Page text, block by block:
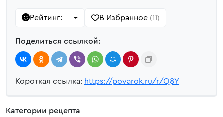
Рейтинг: — В Избранное (11)
Поделиться ссылкой:
Короткая ссылка: https://povarok.ru/r/Q8Y
Категории рецепта